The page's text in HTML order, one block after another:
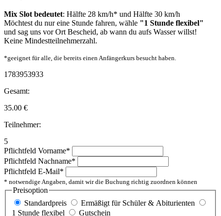
Mix Slot bedeutet: Hälfte 28 km/h* und Hälfte 30 km/h
Möchtest du nur eine Stunde fahren, wähle "1 Stunde flexibel"
und sag uns vor Ort Bescheid, ab wann du aufs Wasser willst!
Keine Mindestteilnehmerzahl.
*geeignet für alle, die bereits einen Anfängerkurs besucht haben.
1783953933
Gesamt:
35.00 €
Teilnehmer:
5
Pflichtfeld Vorname*
Pflichtfeld Nachname*
Pflichtfeld E-Mail*
* notwendige Angaben, damit wir die Buchung richtig zuordnen können
Preisoption
Standardpreis
Ermäßigt für Schüler & Abiturienten
1 Stunde flexibel
Gutschein